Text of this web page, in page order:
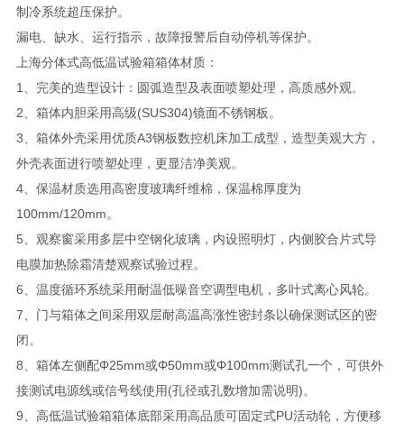
制冷系统超压保护。
漏电、缺水、运行指示，故障报警后自动停机等保护。
上海分体式高低温试验箱箱体材质：
1、完美的造型设计：圆弧造型及表面喷塑处理，高质感外观。
2、箱体内胆采用高级(SUS304)镜面不锈钢板。
3、箱体外壳采用优质A3钢板数控机床加工成型，造型美观大方，
外壳表面进行喷塑处理，更显洁净美观。
4、保温材质选用高密度玻璃纤维棉，保温棉厚度为
100mm/120mm。
5、观察窗采用多层中空钢化玻璃，内设照明灯，内侧胶合片式导
电膜加热除霜清楚观察试验过程。
6、温度循环系统采用耐温低噪音空调型电机，多叶式离心风轮。
7、门与箱体之间采用双层耐高温高涨性密封条以确保测试区的密
闭。
8、箱体左侧配Φ25mm或Φ50mm或Φ100mm测试孔一个，可供外
接测试电源线或信号线使用(孔径或孔数增加需说明)。
9、高低温试验箱箱体底部采用高品质可固定式PU活动轮，方便移